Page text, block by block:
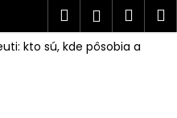
Hľadať
košík
kto sú, kde pôsobia a